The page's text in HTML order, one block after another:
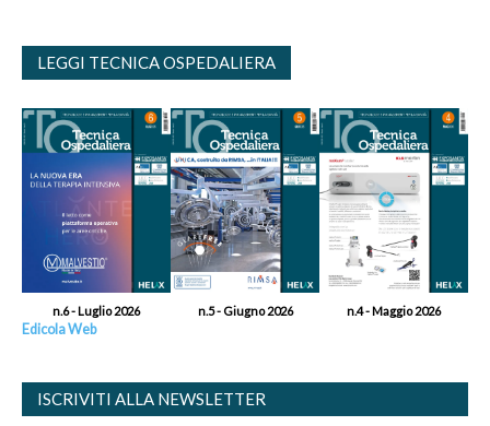
LEGGI TECNICA OSPEDALIERA
n.6 - Luglio 2026 n.5 - Giugno 2026 n.4 - Maggio 2026
Edicola Web
ISCRIVITI ALLA NEWSLETTER